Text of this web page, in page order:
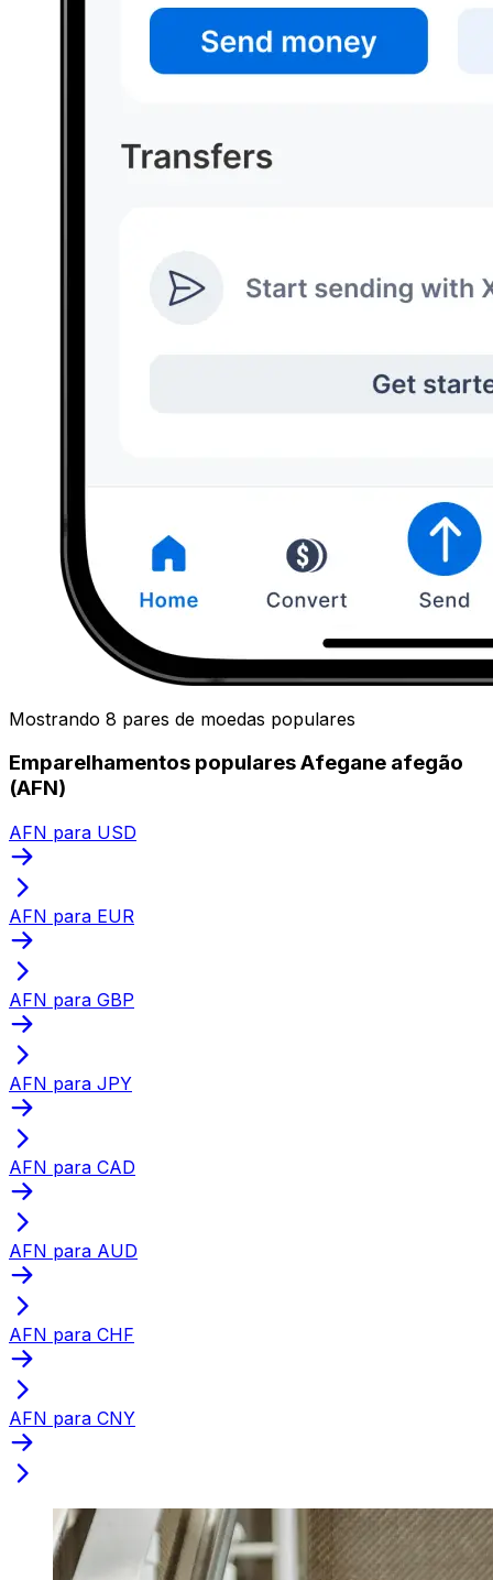
Mostrando 8 pares de moedas populares
Emparelhamentos populares Afegane afegão
(AFN)
AFN para USD
AFN para EUR
AFN para GBP
AFN para JPY
AFN para CAD
AFN para AUD
AFN para CHF
AFN para CNY